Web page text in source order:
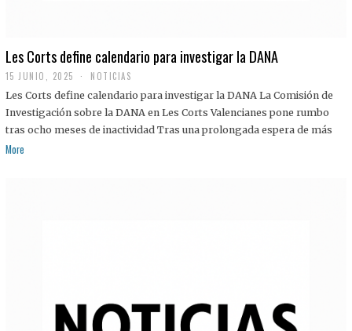
Les Corts define calendario para investigar la DANA
15 JUNIO, 2025 NOTICIAS
Les Corts define calendario para investigar la DANA La Comisión de
Investigación sobre la DANA en Les Corts Valencianes pone rumbo
tras ocho meses de inactividad Tras una prolongada espera de más
More